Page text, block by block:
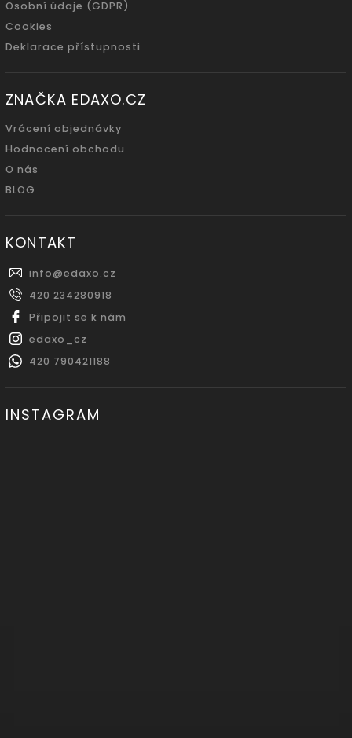
Osobní údaje (GDPR)
Cookies
Deklarace přístupnosti
ZNAČKA EDAXO.CZ
Vrácení objednávky
Hodnocení obchodu
O nás
BLOG
KONTAKT
info@edaxo.cz
420 234280918
Připojit se k nám
edaxo_cz
420 790421188
INSTAGRAM